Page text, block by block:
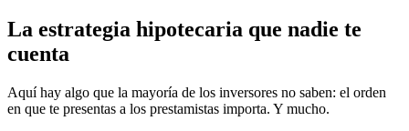
La estrategia hipotecaria que nadie te
cuenta
Aquí hay algo que la mayoría de los inversores no saben: el orden
en que te presentas a los prestamistas importa. Y mucho.